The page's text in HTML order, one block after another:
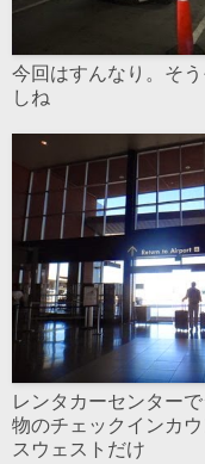
今回はすんなり。そ
しね
レンタカーセンター
物のチェックインカ
スウェストだけ